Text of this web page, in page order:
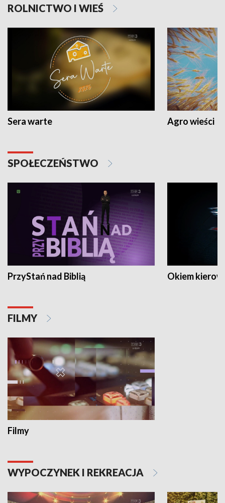
ROLNICTWO I WIEŚ
Sera warte Agro wieści
SPOŁECZEŃSTWO
PrzyStań nad Biblią Okiem
FILMY
Filmy
WYPOCZYNEK I REKREACJA